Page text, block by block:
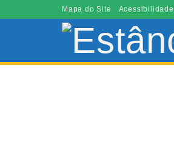
Mapa do Site Acessibilidade